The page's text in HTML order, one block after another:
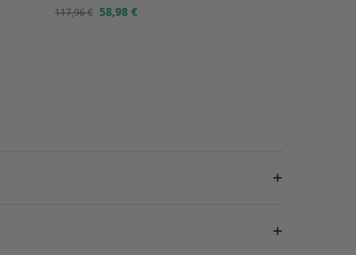
117,96€ 58,98€
+
+